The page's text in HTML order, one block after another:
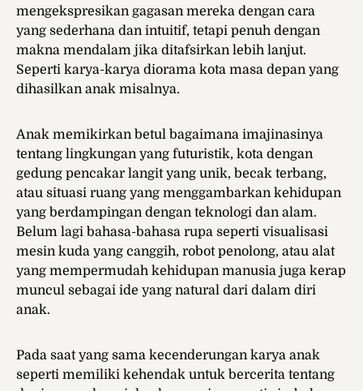
mengekspresikan gagasan mereka dengan cara
yang sederhana dan intuitif, tetapi penuh dengan
makna mendalam jika ditafsirkan lebih lanjut.
Seperti karya-karya diorama kota masa depan yang
dihasilkan anak misalnya.
Anak memikirkan betul bagaimana imajinasinya
tentang lingkungan yang futuristik, kota dengan
gedung pencakar langit yang unik, becak terbang,
atau situasi ruang yang menggambarkan kehidupan
yang berdampingan dengan teknologi dan alam.
Belum lagi bahasa-bahasa rupa seperti visualisasi
mesin kuda yang canggih, robot penolong, atau alat
yang mempermudah kehidupan manusia juga kerap
muncul sebagai ide yang natural dari dalam diri
anak.
Pada saat yang sama kecenderungan karya anak
seperti memiliki kehendak untuk bercerita tentang